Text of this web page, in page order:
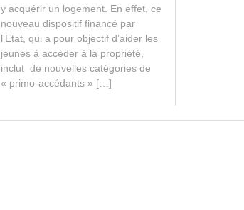
y acquérir un logement. En effet, ce
nouveau dispositif financé par
l’Etat, qui a pour objectif d’aider les
jeunes à accéder à la propriété,
inclut de nouvelles catégories de
« primo-accédants » […]